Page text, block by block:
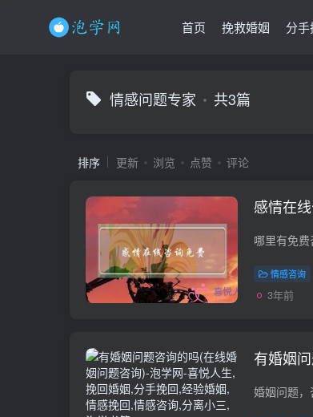
首页 挽救婚姻 分手
情感问题专家 共3篇
排序 更新 浏览 点赞 评论
感情在
情感咨询
3年前
有婚姻